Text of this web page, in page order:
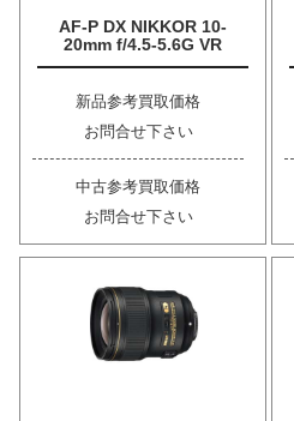
AF-P DX NIKKOR 10-
20mm f/4.5-5.6G VR
新品参考買取価格
お問合せ下さい
中古参考買取価格
お問合せ下さい